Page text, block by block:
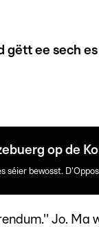
gëtt ee sech
op de
séier bewosst.
Jo. Ma